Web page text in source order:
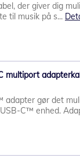
der giver dig
til musik på s...
multiport
gør det
C™ enhed.